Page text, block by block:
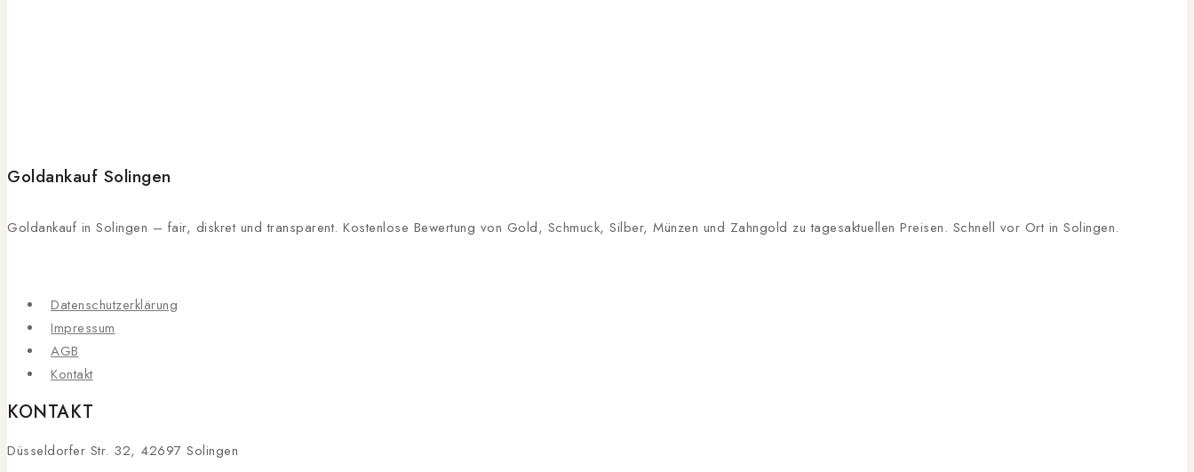
Goldankauf Solingen
Goldankauf in Solingen – fair, diskret und transparent. Kostenlose Bewertung von Gold, Schmuck, Silber, Münzen und Zahngold zu tagesaktuellen Preisen. Schnell vor Ort in Solingen.
Datenschutzerklärung
Impressum
AGB
Kontakt
KONTAKT
Düsseldorfer Str. 32, 42697 Solingen